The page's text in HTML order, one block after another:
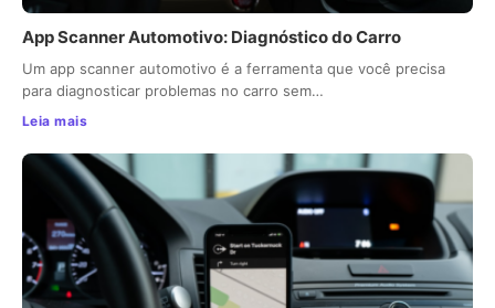
App Scanner Automotivo: Diagnóstico do Carro
Um app scanner automotivo é a ferramenta que você precisa
para diagnosticar problemas no carro sem…
Leia mais